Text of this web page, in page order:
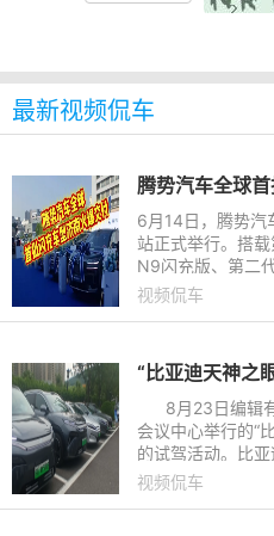
最新视频侃车
6月14日，腾势汽
站正式举行。搭
N9闪充版、第二
中交付。作为腾势
视频侃车
8月23日编辑有
会议中心举行的“
的试驾活动。比
台。这一里程碑背
视频侃车